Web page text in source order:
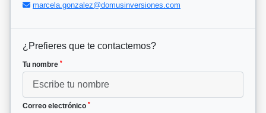
marcela.gonzalez@domusinversiones.com
¿Prefieres que te contactemos?
Tu nombre *
Correo electrónico *